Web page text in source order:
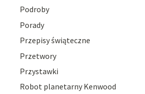
Podroby
Porady
Przepisy świąteczne
Przetwory
Przystawki
Robot planetarny Kenwood